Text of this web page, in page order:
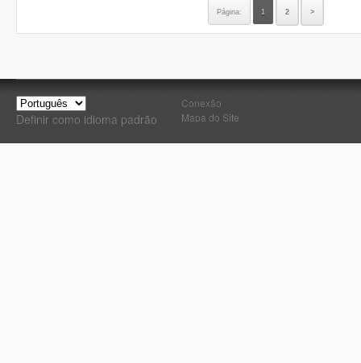
Página: 1 2 >
Definir como idioma padrão
Conexão
Mapa do Site